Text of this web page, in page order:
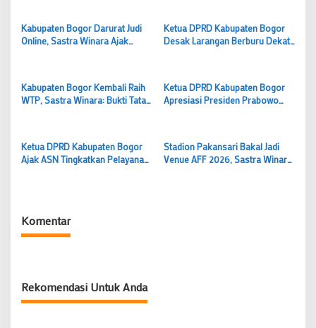
Kabupaten Bogor Darurat Judi
Online, Sastra Winara Ajak
Ketua DPRD Kabupaten Bogor
Desak Larangan Berburu Dekat
Kabupaten Bogor Kembali Raih
WTP, Sastra Winara: Bukti Tata
Ketua DPRD Kabupaten Bogor
Apresiasi Presiden Prabowo
Ketua DPRD Kabupaten Bogor
Ajak ASN Tingkatkan Pelayanan
Stadion Pakansari Bakal Jadi
Venue AFF 2026, Sastra Winara
Komentar
Rekomendasi Untuk Anda